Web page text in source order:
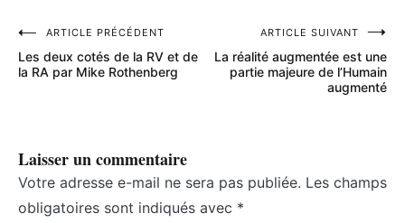
Navigation
de
ARTICLE PRÉCÉDENT
Les deux cotés de la RV et de
la RA par Mike Rothenberg
ARTICLE SUIVANT
La réalité augmentée est une
partie majeure de l’Humain
augmenté
Laisser un commentaire
Votre adresse e-mail ne sera pas publiée. Les champs
obligatoires sont indiqués avec *